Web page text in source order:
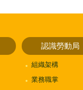
認識勞動局
組織架構
業務職掌